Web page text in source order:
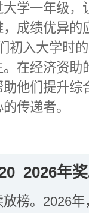
学一年级
成绩优异
初入大学时
在经济资
他们提升
传递者。
2026年
榜。2026